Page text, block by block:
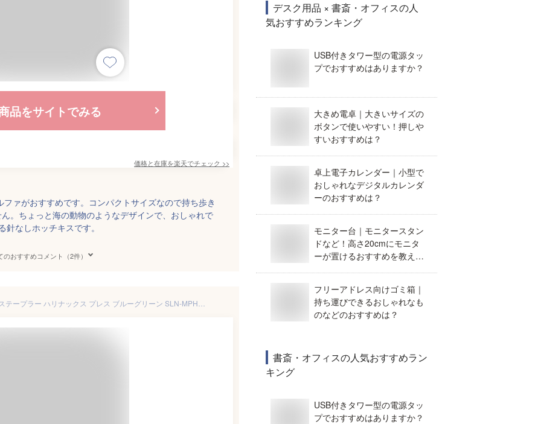
品をサイトでみる
価格と在庫を楽天でチェック >>
ァがおすすめです。コンパクトサイズなので持ち歩き
。ちょっと海の動物のようなデザインで、おしゃれで
なしホッチキスです。
のおすすめコメント（2件）
デスク用品 × 書斎・オフィスの人
気おすすめランキング
USB付きタワー型の電源タッ
プでおすすめはありますか？
大きめ電卓｜大きいサイズの
ボタンで使いやすい！押しや
すいおすすめは？
卓上電子カレンダー｜小型で
おしゃれなデジタルカレンダ
ーのおすすめは？
モニター台｜モニタースタン
ドなど！高さ20cmにモニタ
ーが置けるおすすめを教え
フリーアドレス向けゴミ箱｜
持ち運びできるおしゃれなも
のなどのおすすめは？
書斎・オフィスの人気おすすめラン
キング
USB付きタワー型の電源タッ
プでおすすめはありますか？